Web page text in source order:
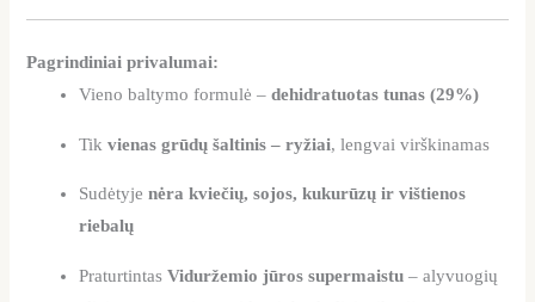
Pagrindiniai privalumai:
Vieno baltymo formulė –dehidratuotas tunas (29%)
Tikvienas grūdų šaltinis – ryžiai, lengvai virškinamas
Sudėtyjenėra kviečių, sojos, kukurūzų ir vištienos
riebalų
PraturtintasViduržemio jūros supermaistu – alyvuogių